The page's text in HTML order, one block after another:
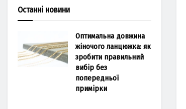
Останні новини
Оптимальна довжина
жіночого ланцюжка: як
зробити правильний
вибір без
попередньої
примірки